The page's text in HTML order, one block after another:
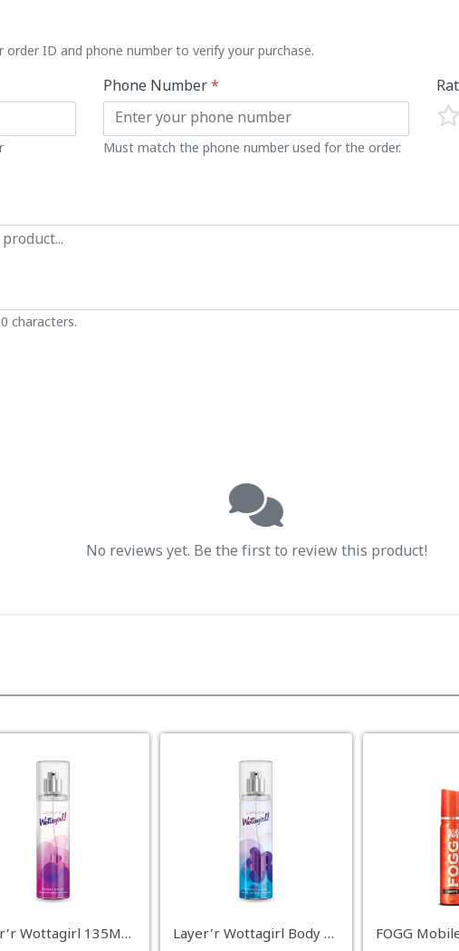
order ID and phone number to verify your purchase.
Phone Number*
Must match the phone number used for the order.
characters.
No reviews yet. Be the first to review this product!
Layer’r Wottagirl 135ML: Secret Crush Layer’r Wottagirl Body Splash – Mystic Island (135ml)